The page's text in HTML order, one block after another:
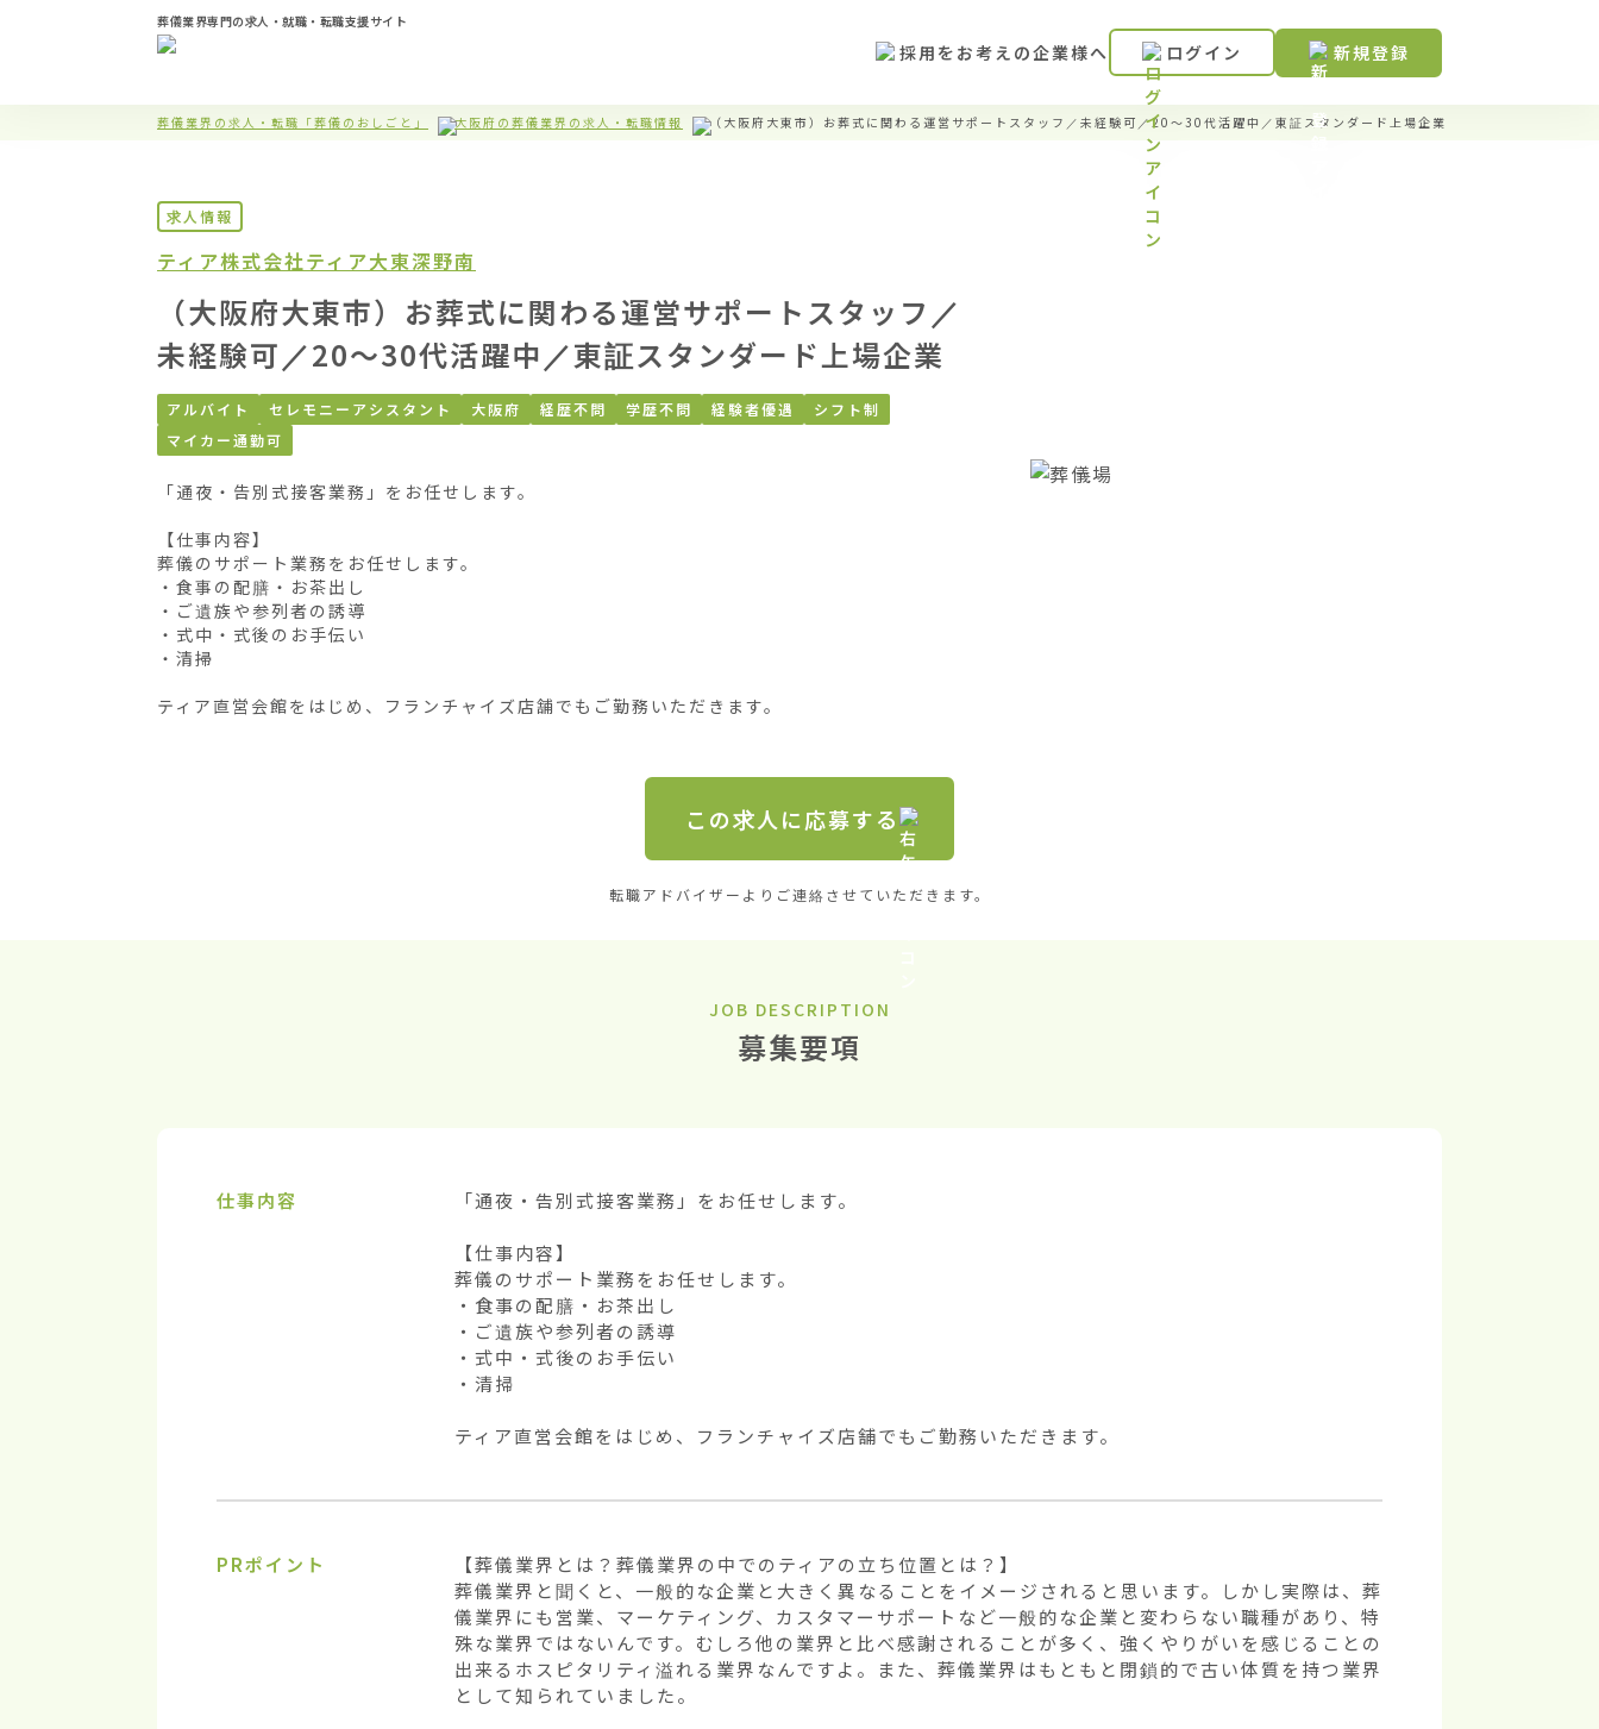
葬儀業界専門の求人・就職・転職支援サイト
採用をお考えの企業様へ ログイン 新規登録
葬儀業界の求人・転職「葬儀のおしごと」 大阪府の葬儀業界の求人・転職情報 （大阪府大東市）お葬式に関わる運営サポートスタッフ／未経験可／20〜30代活躍中／東証スタンダード上場企業
求人情報
ティア株式会社ティア大東深野南
（大阪府大東市）お葬式に関わる運営サポートスタッフ／
未経験可／20〜30代活躍中／東証スタンダード上場企業
アルバイト セレモニーアシスタント 大阪府 経歴不問 学歴不問 経験者優遇
シフト制
マイカー通勤可
「通夜・告別式接客業務」をお任せします。
【仕事内容】
葬儀のサポート業務をお任せします。
・食事の配膳・お茶出し
・ご遺族や参列者の誘導
・式中・式後のお手伝い
・清掃
ティア直営会館をはじめ、フランチャイズ店舗でもご勤務いただきます。
この求人に応募する
転職アドバイザーよりご連絡させていただきます。
JOB DESCRIPTION
募集要項
仕事内容 「通夜・告別式接客業務」をお任せします。
【仕事内容】
葬儀のサポート業務をお任せします。
・食事の配膳・お茶出し
・ご遺族や参列者の誘導
・式中・式後のお手伝い
・清掃
ティア直営会館をはじめ、フランチャイズ店舗でもご勤務いただきます。
PRポイント
【葬儀業界とは？葬儀業界の中でのティアの立ち位置とは？】
葬儀業界と聞くと、一般的な企業と大きく異なることをイメージされると思います。しかし実際は、葬
儀業界にも営業、マーケティング、カスタマーサポートなど一般的な企業と変わらない職種があり、特
殊な業界ではないんです。むしろ他の業界と比べ感謝されることが多く、強くやりがいを感じることの
出来るホスピタリティ溢れる業界なんですよ。また、葬儀業界はもともと閉鎖的で古い体質を持つ業界
として知られていました。